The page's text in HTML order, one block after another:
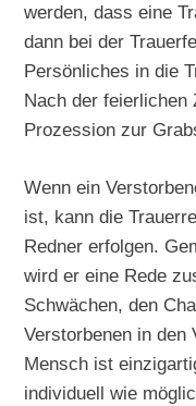
werden, dass eine
dann bei der
Persönliches in die
Nach der feierlichen
Prozession zur
Wenn ein
ist, kann die
Redner erfolgen.
wird er eine Rede
Schwächen, den
Verstorbenen in den
Mensch ist
individuell wie